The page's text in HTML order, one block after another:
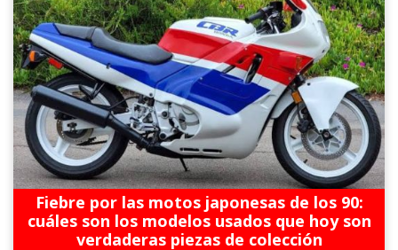
Fiebre por las motos japonesas de los 90:
cuáles son los modelos usados que hoy son
verdaderas piezas de colección